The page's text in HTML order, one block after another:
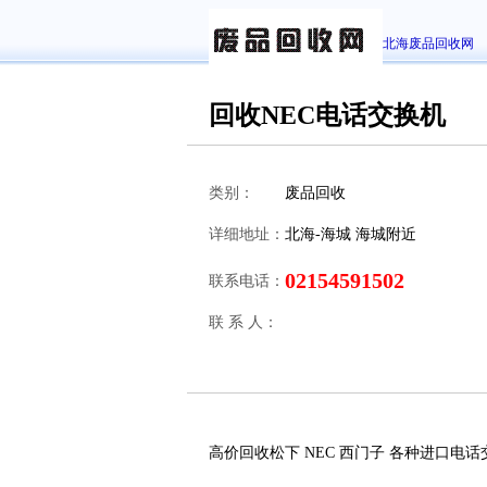
北海废品回收网
回收NEC电话交换机
类别： 废品回收
详细地址： 北海-海城 海城附近
联系电话： 02154591502
联 系 人：
高价回收松下 NEC 西门子 各种进口电话